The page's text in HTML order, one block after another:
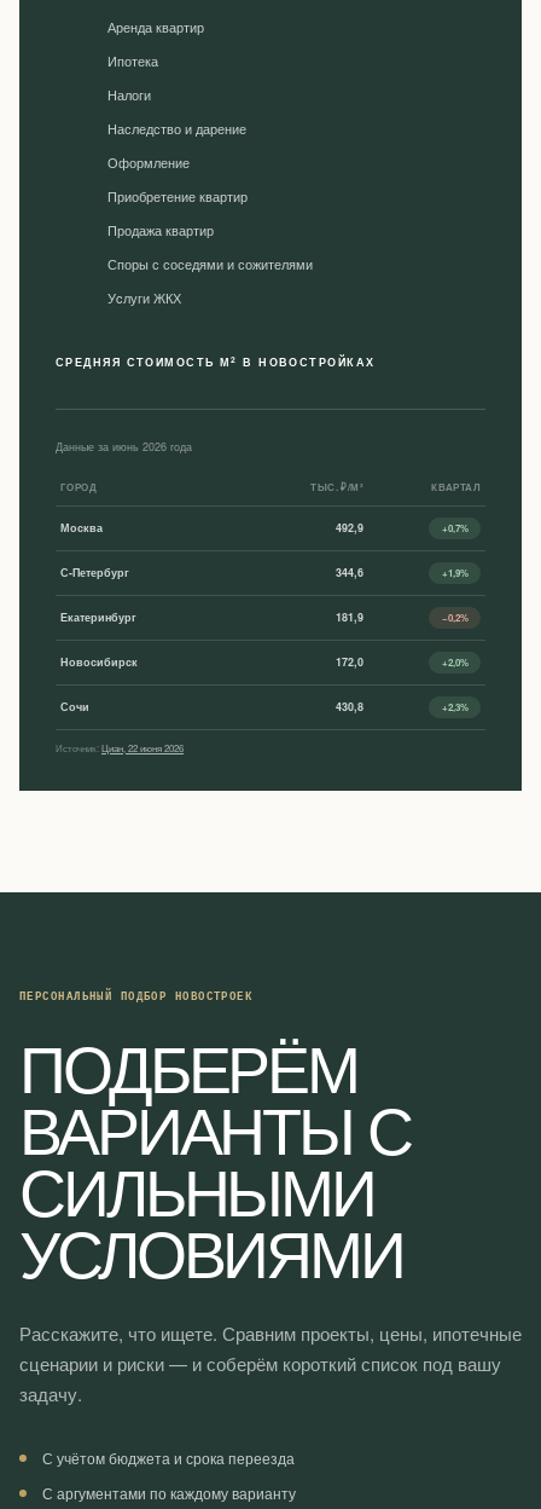
Аренда квартир
Ипотека
Налоги
Наследство и дарение
Оформление
Приобретение квартир
Продажа квартир
Споры с соседями и сожителями
Уcлуги ЖКХ
СРЕДНЯЯ СТОИМОСТЬ М2 В НОВОСТРОЙКАХ
Данные за июнь 2026 года
ГОРОД ТЫС. ₽/М² КВАРТАЛ
Москва 492,9 +0,7%
С-Петербург 344,6 +1,9%
Екатеринбург 181,9 −0,2%
Новосибирск 172,0 +2,0%
Сочи 430,8 +2,3%
Источник:Циан, 22 июня 2026
ПЕРСОНАЛЬНЫЙ ПОДБОР НОВОСТРОЕК
ПОДБЕРЁМ
ВАРИАНТЫ С
СИЛЬНЫМИ
УСЛОВИЯМИ
Расскажите, что ищете. Сравним проекты, цены, ипотечные
сценарии и риски — и соберём короткий список под вашу
задачу.
С учётом бюджета и срока переезда
С аргументами по каждому варианту